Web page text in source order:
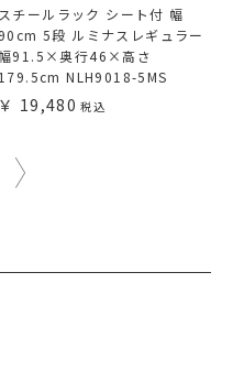
スチールラック シート付 幅
5段 ルミナスレギュラー
幅91.5×奥行46×高さ
179.5cm NLH9018-5MS
19,480